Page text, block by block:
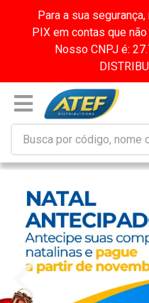
Para a sua
PIX em contas que
Nosso CNPJ é: